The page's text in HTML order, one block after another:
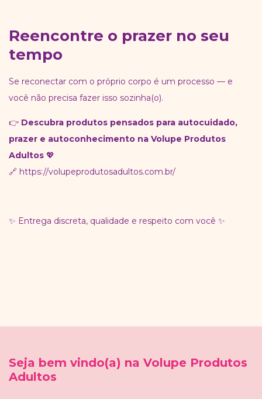
Reencontre o prazer no seu
tempo
Se reconectar com o próprio corpo é um processo — e
você não precisa fazer isso sozinha(o).
👉 Descubra produtos pensados para autocuidado,
prazer e autoconhecimento na Volupe Produtos
Adultos 💖
🔗 https://volupeprodutosadultos.com.br/
✨ Entrega discreta, qualidade e respeito com você ✨
Seja bem vindo(a) na Volupe Produtos
Adultos